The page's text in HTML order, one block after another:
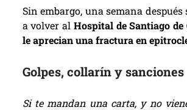
Sin embargo, una semana después
a volver al Hospital de Santiago de
le aprecian una fractura en
Golpes, collarín y sanciones
Si te mandan una carta, y no